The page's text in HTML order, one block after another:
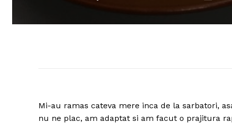
Mi-au ramas cateva mere inca de la sarbatori,
nu ne plac, am adaptat si am facut o prajitura